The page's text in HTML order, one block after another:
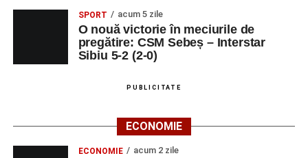
SPORT acum 5 zile
O nouă victorie în meciurile de
pregătire: CSM Sebeș – Interstar
Sibiu 5-2 (2-0)
PUBLICITATE
ECONOMIE
ECONOMIE acum 2 zile